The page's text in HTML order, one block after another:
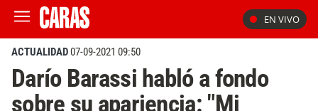
EN VIVO
ACTUALIDAD07-09-2021 09:50
Darío Barassi habló a fondo
sobre su apariencia: "Mi